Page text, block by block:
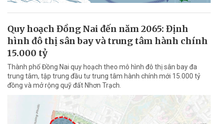
Quy hoạch Đồng Nai đến năm 2065: Định
hình đô thị sân bay và trung tâm hành chính
15.000 tỷ
Thành phố Đồng Nai quy hoạch theo mô hình đô thị sân bay đa
trung tâm, tập trung đầu tư trung tâm hành chính mới 15.000 tỷ
đồng và mở rộng quỹ đất Nhơn Trạch.